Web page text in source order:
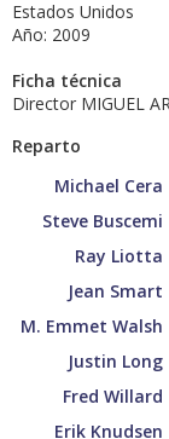
Estados Unidos
Año: 2009
Ficha técnica
Director MIGUEL
Reparto
Michael Cera
Steve Buscemi
Ray Liotta
Jean Smart
M. Emmet Walsh
Justin Long
Fred Willard
Erik Knudsen